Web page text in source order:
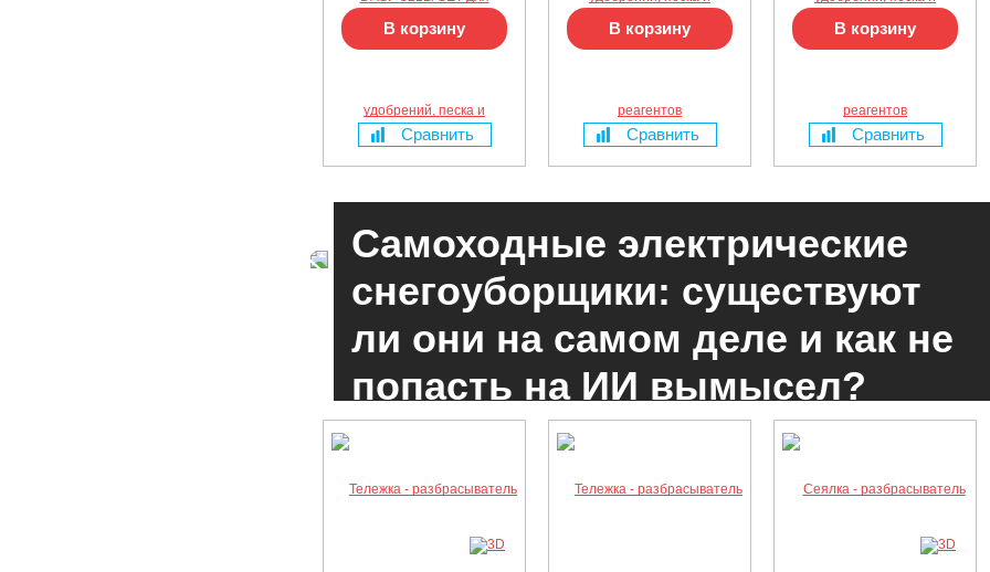
В корзину
Сравнить
В корзину
Сравнить
В корзину
Сравнить
Самоходные электрические
снегоуборщики: существуют
ли они на самом деле и как не
попасть на ИИ вымысел?